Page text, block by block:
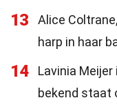
13
Alice
harp in haar
14
Lavinia
bekend staat